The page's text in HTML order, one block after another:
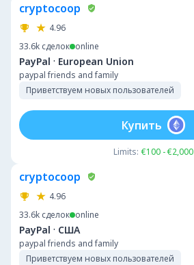
cryptocoop
4.96
33.6k сделок online
PayPal · European Union
paypal friends and family
Приветствуем новых пользователей
Limits: €100 - €2,000
Купить
cryptocoop
4.96
33.6k сделок online
PayPal · США
paypal friends and family
Приветствуем новых пользователей